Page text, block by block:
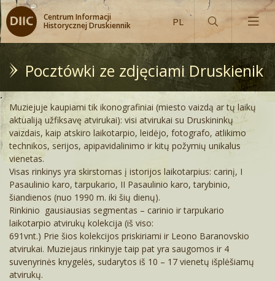
Centrum Informacji
Historycznej Druskiennik
Pocztówki ze zdjęciami Druskienik
Muziejuje kaupiami tik ikonografiniai (miesto vaizdą ar tų laikų
aktualiją užfiksavę atvirukai): visi atvirukai su Druskininkų
vaizdais, kaip atskiro laikotarpio, leidėjo, fotografo, atlikimo
technikos, serijos, apipavidalinimo ir kitų požymių unikalus
vienetas.
Visas rinkinys yra skirstomas į istorijos laikotarpius: carinį, I
Pasaulinio karo, tarpukario, II Pasaulinio karo, tarybinio,
šiandienos (nuo 1990 m. iki šių dienų).
Rinkinio gausiausias segmentas – carinio ir tarpukario
laikotarpio atvirukų kolekcija (iš viso:
691vnt.) Prie šios kolekcijos priskiriami ir Leono Baranovskio
atvirukai. Muziejaus rinkinyje taip pat yra saugomos ir 4
suvenyrinės knygelės, sudarytos iš 10 – 17 vienetų išplėšiamų
atvirukų.